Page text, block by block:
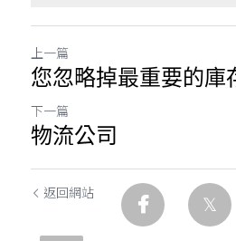
上一篇
您忽略掉最重要的庫
下一篇
物流公司
返回網站